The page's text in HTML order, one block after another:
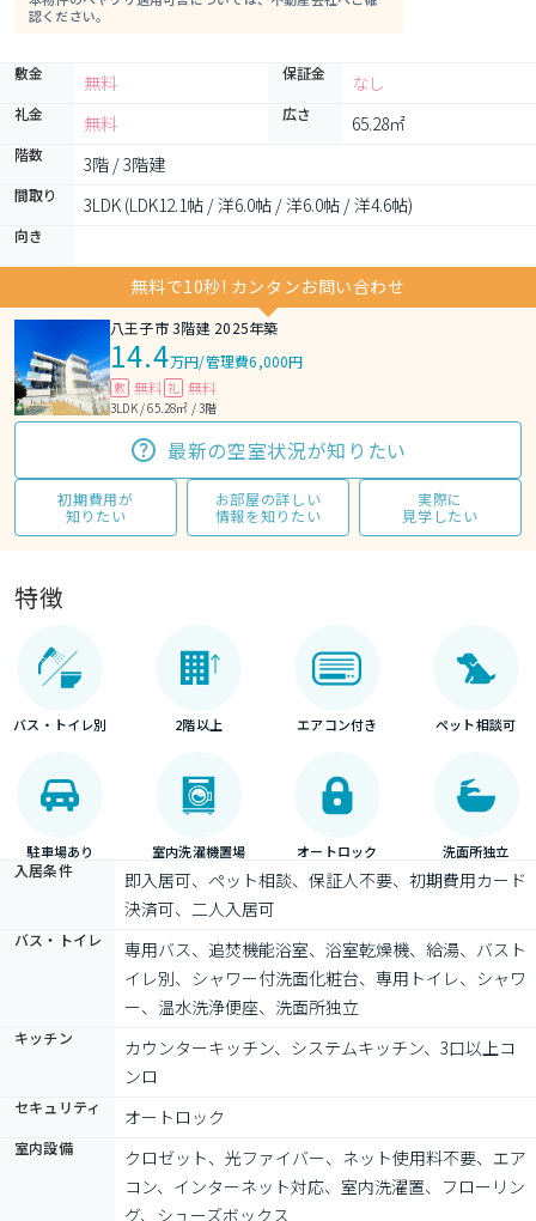
認ください。
敷金 無料 保証金 なし
礼金 無料 広さ 65.28㎡
階数 3階 / 3階建
間取り 3LDK (LDK12.1帖 / 洋6.0帖 / 洋6.0帖 / 洋4.6帖)
向き
無料で10秒! カンタンお問い合わせ
八王子市 3階建 2025年築
14.4万円/管理費6,000円
敷 無料 礼 無料
3LDK / 65.28㎡ / 3階
最新の空室状況が知りたい
初期費用が
知りたい
お部屋の詳しい
情報を知りたい
実際に
見学したい
特徴
バス・トイレ別 2階以上 エアコン付き ペット相談可
駐車場あり 室内洗濯機置場 オートロック 洗面所独立
入居条件
即入居可、ペット相談、保証人不要、初期費用カード
決済可、二人入居可
バス・トイレ
専用バス、追焚機能浴室、浴室乾燥機、給湯、バスト
イレ別、シャワー付洗面化粧台、専用トイレ、シャワ
ー、温水洗浄便座、洗面所独立
キッチン
カウンターキッチン、システムキッチン、3口以上コ
ンロ
セキュリティ オートロック
室内設備
クロゼット、光ファイバー、ネット使用料不要、エア
コン、インターネット対応、室内洗濯置、フローリン
グ、シューズボックス